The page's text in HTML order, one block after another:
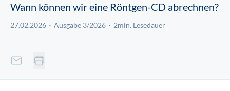
Wann können wir eine Röntgen-CD abrechnen?
27.02.2026 Ausgabe 3/2026 2min. Lesedauer